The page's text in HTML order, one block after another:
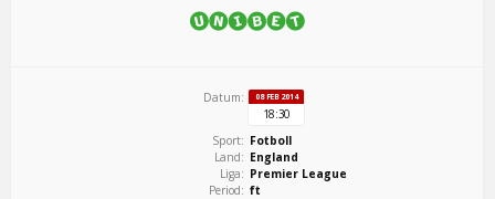
Datum: 08 FEB 2014
18:30
Sport: Fotboll
Land: England
Liga: Premier League
Period: ft